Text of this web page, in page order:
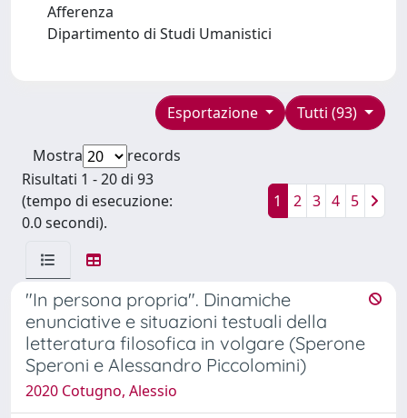
Afferenza
Dipartimento di Studi Umanistici
Tutti (93)
Esportazione
Mostra
records
Risultati 1 - 20 di 93
(tempo di esecuzione:
0.0 secondi).
1 2 3 4 5
"In persona propria". Dinamiche
enunciative e situazioni testuali della
letteratura filosofica in volgare (Sperone
Speroni e Alessandro Piccolomini)
2020 Cotugno, Alessio